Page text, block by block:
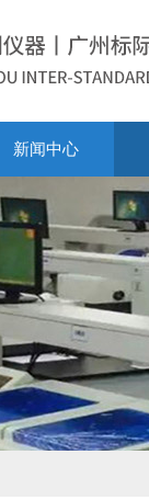
新闻中心